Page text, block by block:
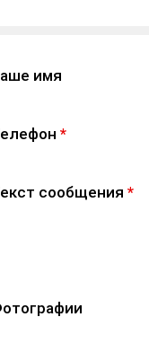
имя
*
сообщения *